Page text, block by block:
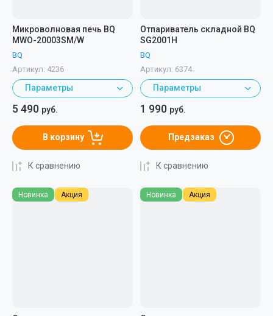
Микроволновая печь BQ
MWO-20003SM/W
BQ
Артикул: 4236
Параметры
5 490 руб.
В корзину
К сравнению
Отпариватель складной BQ
SG2001H
BQ
Артикул: 6374
Параметры
1 990 руб.
Предзаказ
К сравнению
Новинка Акция Новинка Акция